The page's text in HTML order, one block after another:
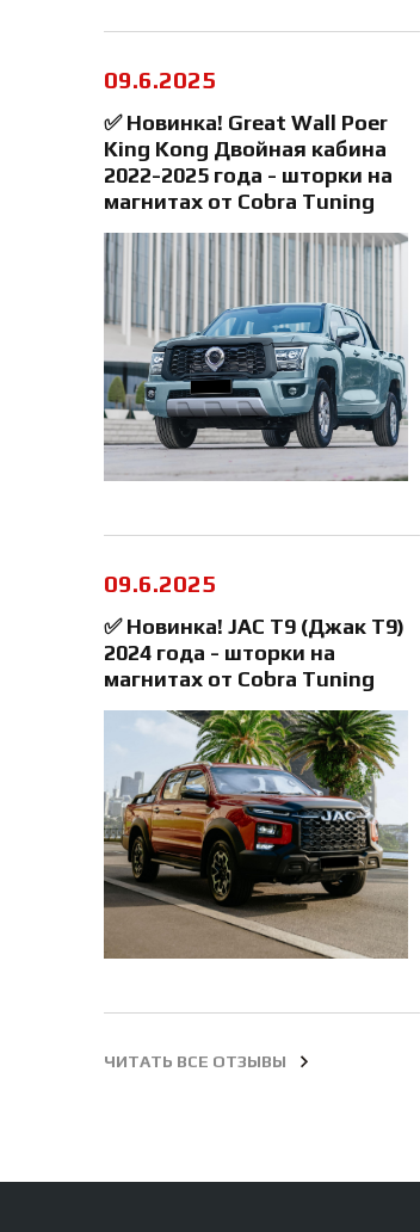
09.6.2025
✅ Новинка! Great Wall Poer
King Kong Двойная кабина
2022-2025 года - шторки на
магнитах от Cobra Tuning
09.6.2025
✅ Новинка! JAC T9 (Джак Т9)
2024 года - шторки на
магнитах от Cobra Tuning
ЧИТАТЬ ВСЕ ОТЗЫВЫ